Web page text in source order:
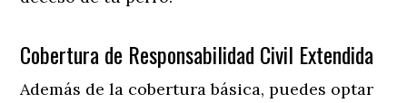
Cobertura de Responsabilidad Civil Extendida
Además de la cobertura básica, puedes optar